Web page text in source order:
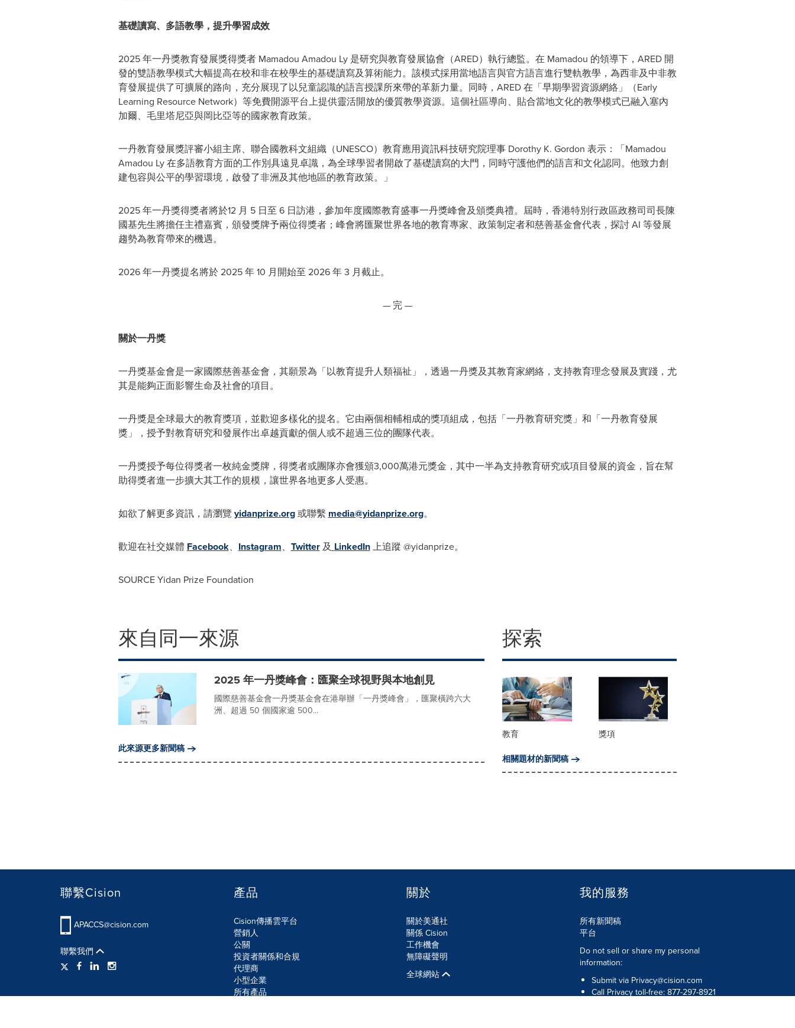
基礎讀寫、多語教學，提升學習成效
2025 年一丹獎教育發展獎得獎者 Mamadou Amadou Ly 是研究與教育發展協會（ARED）執行總監。在 Mamadou 的領導下，ARED 開
發的雙語教學模式大幅提高在校和非在校學生的基礎讀寫及算術能力。該模式採用當地語言與官方語言進行雙軌教學，為西非及中非教
育發展提供了可擴展的路向，充分展現了以兒童認識的語言授課所來帶的革新力量。同時，ARED 在「早期學習資源網絡」（Early
Learning Resource Network）等免費開源平台上提供靈活開放的優質教學資源。這個社區導向、貼合當地文化的教學模式已融入塞內
加爾、毛里塔尼亞與岡比亞等的國家教育政策。
一丹教育發展獎評審小組主席、聯合國教科文組織（UNESCO）教育應用資訊科技研究院理事 Dorothy K. Gordon 表示：「Mamadou
Amadou Ly 在多語教育方面的工作別具遠見卓識，為全球學習者開啟了基礎讀寫的大門，同時守護他們的語言和文化認同。他致力創
建包容與公平的學習環境，啟發了非洲及其他地區的教育政策。」
2025 年一丹獎得獎者將於12 月 5 日至 6 日訪港，參加年度國際教育盛事一丹獎峰會及頒獎典禮。屆時，香港特別行政區政務司司長陳
國基先生將擔任主禮嘉賓，頒發獎牌予兩位得獎者；峰會將匯聚世界各地的教育專家、政策制定者和慈善基金會代表，探討 AI 等發展
趨勢為教育帶來的機遇。
2026 年一丹獎提名將於 2025 年 10 月開始至 2026 年 3 月截止。
— 完 —
關於一丹獎
一丹獎基金會是一家國際慈善基金會，其願景為「以教育提升人類福祉」，透過一丹獎及其教育家網絡，支持教育理念發展及實踐，尤
其是能夠正面影響生命及社會的項目。
一丹獎是全球最大的教育獎項，並歡迎多樣化的提名。它由兩個相輔相成的獎項組成，包括「一丹教育研究獎」和「一丹教育發展
獎」，授予對教育研究和發展作出卓越貢獻的個人或不超過三位的團隊代表。
一丹獎授予每位得獎者一枚純金獎牌，得獎者或團隊亦會獲頒3,000萬港元獎金，其中一半為支持教育研究或項目發展的資金，旨在幫
助得獎者進一步擴大其工作的規模，讓世界各地更多人受惠。
如欲了解更多資訊，請瀏覽 yidanprize.org或聯繫 media@yidanprize.org。
歡迎在社交媒體 Facebook、 Instagram、 Twitter及 LinkedIn上追蹤 @yidanprize。
SOURCE Yidan Prize Foundation
來自同一來源
2025 年一丹獎峰會：匯聚全球視野與本地創見
國際慈善基金會一丹獎基金會在港舉辦「一丹獎峰會」，匯聚橫跨六大
洲、超過 50 個國家逾 500...
此來源更多新聞稿
探索
教育
獎項
相關題材的新聞稿
聯繫Cision
APACCS@cision.com
聯繫我們
產品
Cision傳播雲平台
營銷人
公關
投資者關係和合規
代理商
小型企業
所有產品
關於
關於美通社
關係 Cision
工作機會
無障礙聲明
全球網站
我的服務
所有新聞稿
平台
Do not sell or share my personal
information:
Submit via Privacy@cision.com
Call Privacy toll-free: 877-297-8921